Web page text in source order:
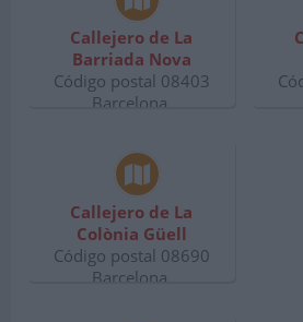
Callejero de La
Barriada Nova
Código postal 08403
Barcelona.
Callejero de La
Colònia Güell
Código postal 08690
Barcelona.